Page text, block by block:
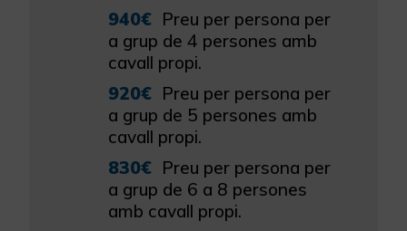
940€ Preu per persona per
a grup de 4 persones amb
cavall propi.
920€ Preu per persona per
a grup de 5 persones amb
cavall propi.
830€ Preu per persona per
a grup de 6 a 8 persones
amb cavall propi.